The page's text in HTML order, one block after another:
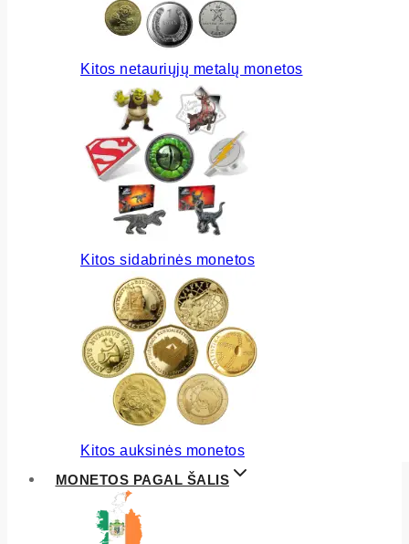
Kitos netauriųjų metalų monetos
Kitos sidabrinės monetos
Kitos auksinės monetos
MONETOS PAGAL ŠALIS